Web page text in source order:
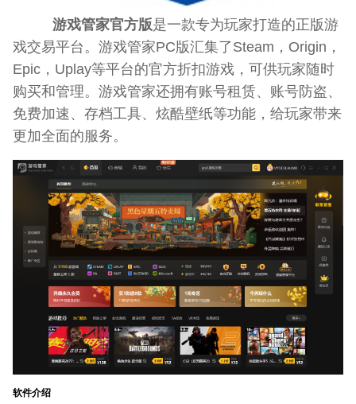
游戏管家官方版是一款专为玩家打造的正版游
戏交易平台。游戏管家PC版汇集了Steam，Origin，
Epic，Uplay等平台的官方折扣游戏，可供玩家随时
购买和管理。游戏管家还拥有账号租赁、账号防盗、
免费加速、存档工具、炫酷壁纸等功能，给玩家带来
更加全面的服务。
软件介绍